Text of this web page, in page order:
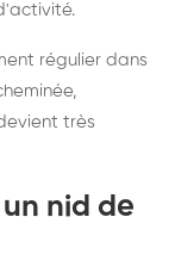
régulier dans
très
nid de